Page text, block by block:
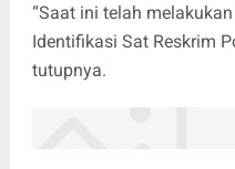
“Saat ini telah
Identifikasi Sat Reskrim
tutupnya.